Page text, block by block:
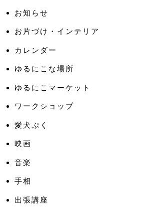
お知らせ
お片づけ・インテリア
カレンダー
ゆるにこな場所
ゆるにこマーケット
ワークショップ
愛犬ぷく
映画
音楽
手相
出張講座